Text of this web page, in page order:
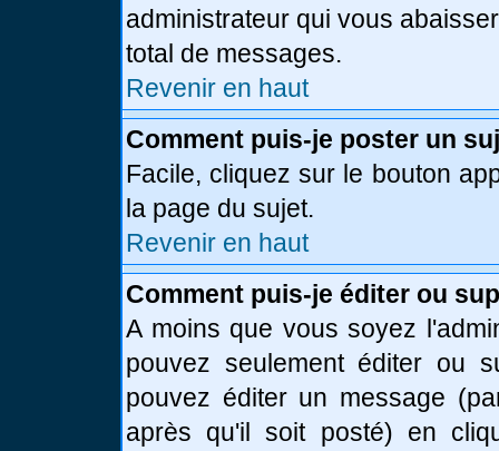
administrateur qui vous
total de messages.
Revenir en haut
Comment puis-je poster un
Facile, cliquez sur le bouton
la page du sujet.
Revenir en haut
Comment puis-je éditer ou
A moins que vous soyez
pouvez seulement éditer ou
pouvez éditer un message
après qu'il soit posté) en